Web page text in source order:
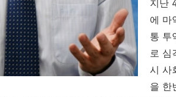
지난
에 마
통 투
로 심
시 사
을 한